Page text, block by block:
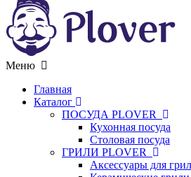
Меню
Главная
Каталог
ПОСУДА PLOVER
Кухонная посуда
Столовая посуда
ГРИЛИ PLOVER
Аксессуары для